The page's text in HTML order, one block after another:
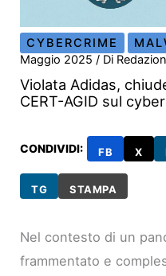
CYBERCRIME
Maggio 2025/ Di
Violata Adidas,
CERT-AGID sul
CONDIVIDI: FB X
TG STAMPA
Nel contesto di un
frammentato e